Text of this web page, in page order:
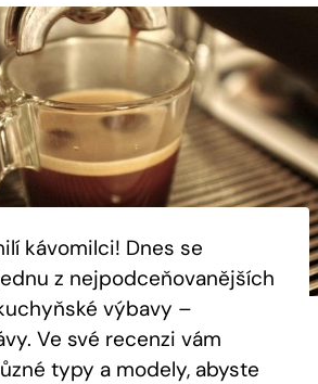
kávomilci! Dnes se
z nejpodceňovanějších
výbavy –
Ve své recenzi vám⁣
⁤typy a modely,⁣ abyste